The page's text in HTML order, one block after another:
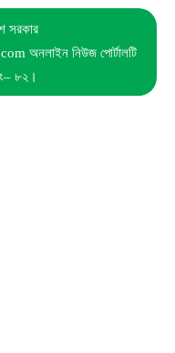
সরকার
অনলাইন নিউজ পোর্টালটি
৮২।